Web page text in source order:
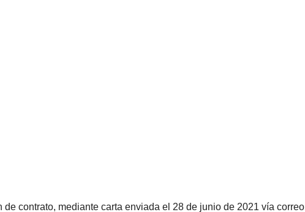
contrato, mediante carta enviada el 28 de junio de 2021 vía correo